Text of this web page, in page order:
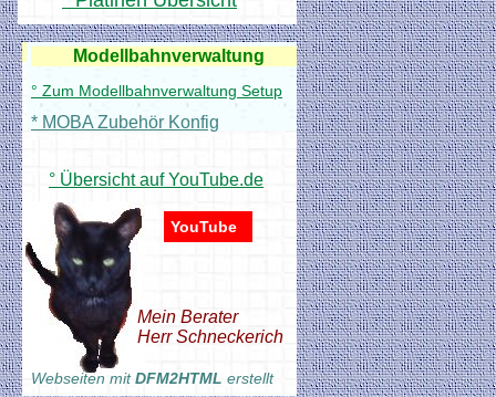
Anleitungen
° Übersicht auf YouTube.de
Modellbahnverwaltung
° Zum Modellbahnverwaltung Setup
YouTube
* MOBA Zubehör Konfig
Mein Berater
Herr Schneckerich
Webseiten mitDFM2HTML erstellt